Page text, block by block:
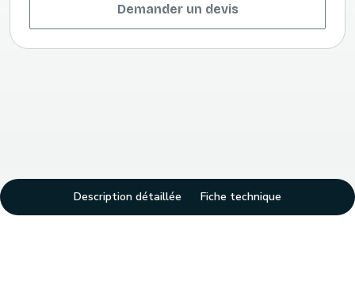
Demander un devis
Description détaillée Fiche technique